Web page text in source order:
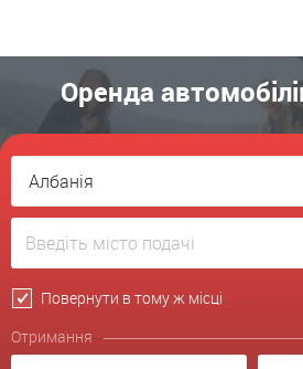
Оренда
Албанія
Повернути в тому ж місці
Отримання